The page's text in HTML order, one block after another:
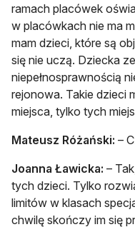
ramach placówek
w placówkach nie ma
mam dzieci, które są
się nie uczą. Dziecka
niepełnosprawnością
rejonowa. Takie dzieci
miejsca, tylko tych
Mateusz Różański: –
Joanna Ławicka: –
tych dzieci. Tylko
limitów w klasach
chwilę skończy im się